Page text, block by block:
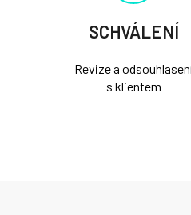
SCHVÁLENÍ
Revize a
s klientem